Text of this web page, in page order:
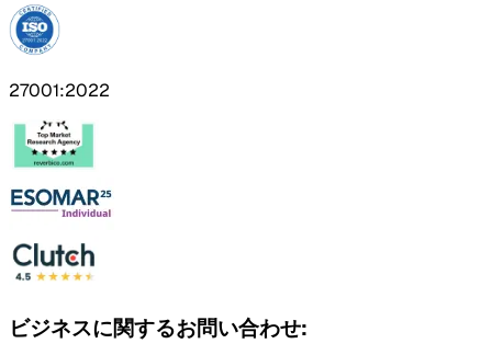
27001:2022
ビジネスに関するお問い合わせ: